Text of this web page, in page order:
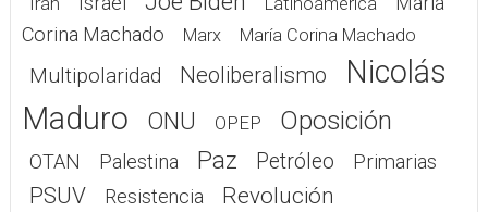
Latinoamérica
Corina Machado
Marx María Corina Machado
Multipolaridad Neoliberalismo
Nicolás
Maduro
ONU OPEP Oposición
OTAN Palestina Paz Petróleo Primarias
PSUV Resistencia Revolución